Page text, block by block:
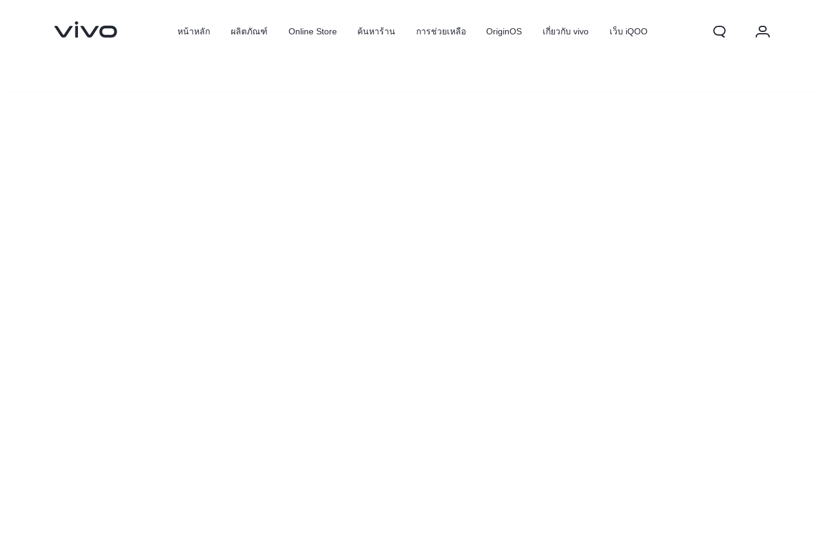
หน้าหลัก ผลิตภัณฑ์ Online Store ค้นหาร้าน การช่วยเหลือ OriginOS เกี่ยวกับ vivo เว็บ iQOO